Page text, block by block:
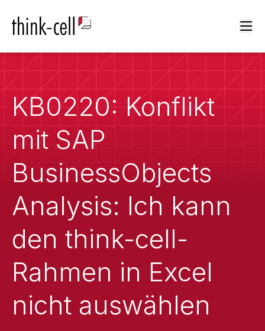
KB0220: Konflikt
mit SAP
BusinessObjects
Analysis: Ich kann
den think-cell-
Rahmen in Excel
nicht auswählen